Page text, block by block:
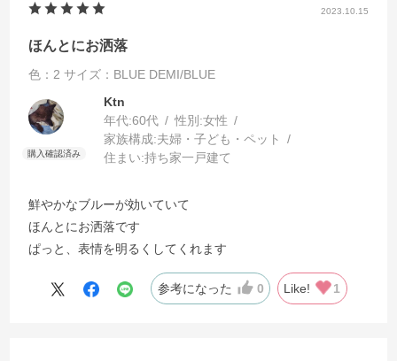
2023.10.15
ほんとにお洒落
色：2 サイズ：BLUE DEMI/BLUE
Ktn
年代:60代 性別:女性
家族構成:夫婦・子ども・ペット
住まい:持ち家一戸建て
鮮やかなブルーが効いていて
ほんとにお洒落です
ぱっと、表情を明るくしてくれます
参考になった 0 Like! 1